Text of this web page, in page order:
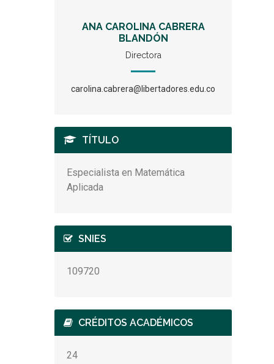
ANA CAROLINA CABRERA
BLANDÓN
Directora
carolina.cabrera@libertadores.edu.co
TÍTULO
Especialista en Matemática
Aplicada
SNIES
109720
CRÉDITOS ACADÉMICOS
24